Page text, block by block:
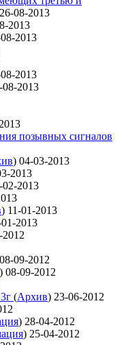
26-08-2013
2013
2013
2013
08-2013
позывных сигналов
) 04-03-2013
2013
02-2013
) 11-01-2013
01-2013
2012
08-09-2012
) 08-09-2012
(Архив) 23-06-2012
) 28-04-2012
) 25-04-2012